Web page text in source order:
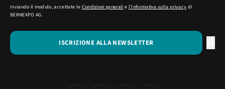
Inviando il modulo, accettate le Condizioni generali e l'Informativa sulla privacy di
BERNEXPO AG.